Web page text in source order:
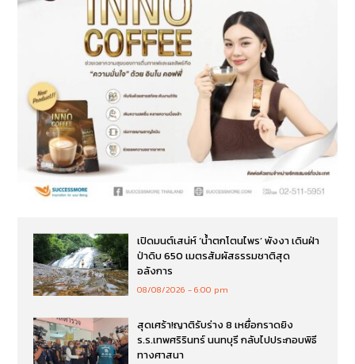
เปิดมนต์เสน่ห์ ‘น้ำตกโตนไพร’ พังงา เดินฝ่า
ป่าดิบ 650 เมตรสัมผัสธรรมชาติสุด
อลังการ
08/08/2026 6:00 pm
สุดเศร้า!ญาติรับร่าง 8 เหยื่อกราดยิง
ร.ร.เทพศริรินทร์ นนทบุรี กลับไปประกอบพิธี
ทางศาสนา